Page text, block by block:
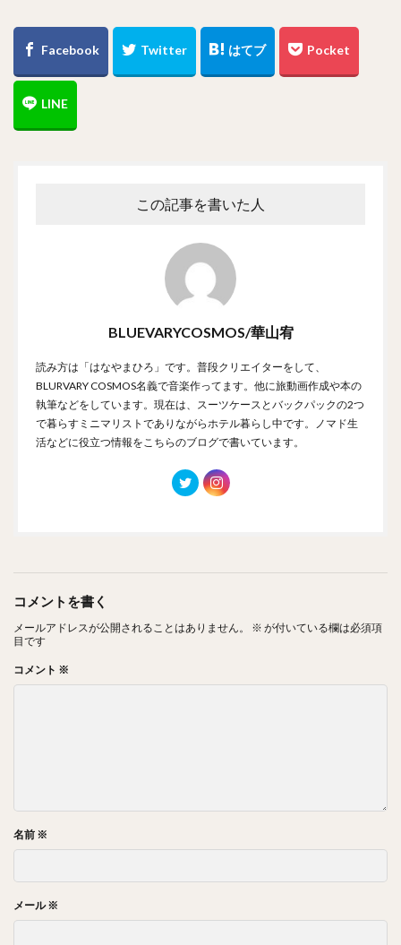
この記事を書いた人
BLUEVARYCOSMOS/華山宥
読み方は「はなやまひろ」です。普段クリエイターをして、
BLURVARY COSMOS名義で音楽作ってます。他に旅動画作成や本の
執筆などをしています。現在は、スーツケースとバックパックの2つ
で暮らすミニマリストでありながらホテル暮らし中です。ノマド生
活などに役立つ情報をこちらのブログで書いています。
コメントを書く
メールアドレスが公開されることはありません。 ※ が付いている欄は必須項
目です
コメント ※
名前 ※
メール※